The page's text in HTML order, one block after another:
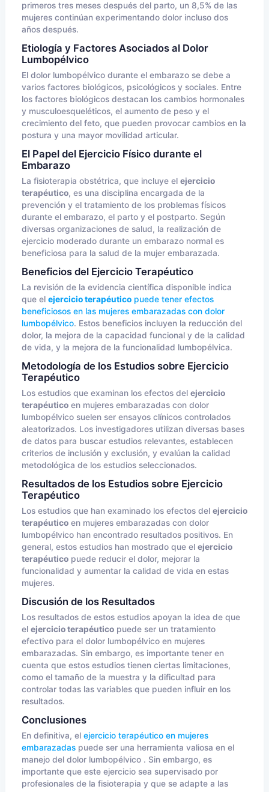
primeros tres meses después del parto, un 8,5% de las
mujeres continúan experimentando dolor incluso dos
años después.
Etiología y Factores Asociados al Dolor
Lumbopélvico
El dolor lumbopélvico durante el embarazo se debe a
varios factores biológicos, psicológicos y sociales. Entre
los factores biológicos destacan los cambios hormonales
y musculoesqueléticos, el aumento de peso y el
crecimiento del feto, que pueden provocar cambios en la
postura y una mayor movilidad articular.
El Papel del Ejercicio Físico durante el
Embarazo
La fisioterapia obstétrica, que incluye el ejercicio
terapéutico, es una disciplina encargada de la
prevención y el tratamiento de los problemas físicos
durante el embarazo, el parto y el postparto. Según
diversas organizaciones de salud, la realización de
ejercicio moderado durante un embarazo normal es
beneficiosa para la salud de la mujer embarazada.
Beneficios del Ejercicio Terapéutico
La revisión de la evidencia científica disponible indica
que el ejercicio terapéutico puede tener efectos
beneficiosos en las mujeres embarazadas con dolor
lumbopélvico. Estos beneficios incluyen la reducción del
dolor, la mejora de la capacidad funcional y de la calidad
de vida, y la mejora de la funcionalidad lumbopélvica.
Metodología de los Estudios sobre Ejercicio
Terapéutico
Los estudios que examinan los efectos del ejercicio
terapéutico en mujeres embarazadas con dolor
lumbopélvico suelen ser ensayos clínicos controlados
aleatorizados. Los investigadores utilizan diversas bases
de datos para buscar estudios relevantes, establecen
criterios de inclusión y exclusión, y evalúan la calidad
metodológica de los estudios seleccionados.
Resultados de los Estudios sobre Ejercicio
Terapéutico
Los estudios que han examinado los efectos del ejercicio
terapéutico en mujeres embarazadas con dolor
lumbopélvico han encontrado resultados positivos. En
general, estos estudios han mostrado que el ejercicio
terapéutico puede reducir el dolor, mejorar la
funcionalidad y aumentar la calidad de vida en estas
mujeres.
Discusión de los Resultados
Los resultados de estos estudios apoyan la idea de que
el ejercicio terapéutico puede ser un tratamiento
efectivo para el dolor lumbopélvico en mujeres
embarazadas. Sin embargo, es importante tener en
cuenta que estos estudios tienen ciertas limitaciones,
como el tamaño de la muestra y la dificultad para
controlar todas las variables que pueden influir en los
resultados.
Conclusiones
En definitiva, el ejercicio terapéutico en mujeres
embarazadas puede ser una herramienta valiosa en el
manejo del dolor lumbopélvico . Sin embargo, es
importante que este ejercicio sea supervisado por
profesionales de la fisioterapia y que se adapte a las